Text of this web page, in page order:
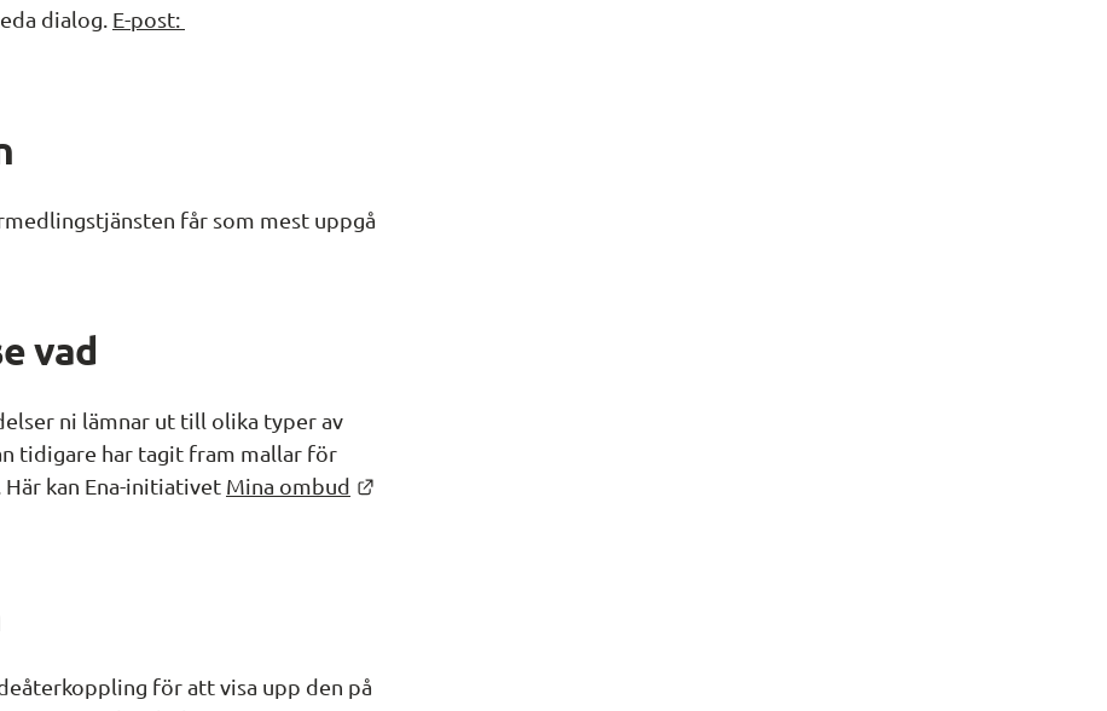
dialog. E-post:
får som mest uppgå
vad
ni lämnar ut till olika typer av
tidigare har tagit fram mallar för
kan Ena-initiativet Mina ombud
för att visa upp den på